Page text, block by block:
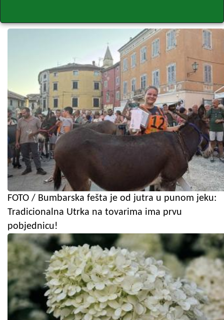
FOTO / Bumbarska fešta je od jutra u punom jeku:
Tradicionalna Utrka na tovarima ima prvu
pobjednicu!